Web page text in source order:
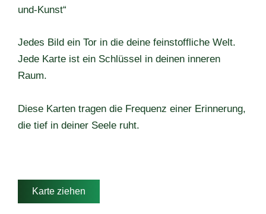
und-Kunst“
Jedes Bild ein Tor in die deine feinstoffliche Welt.
Jede Karte ist ein Schlüssel in deinen inneren
Raum.
Diese Karten tragen die Frequenz einer Erinnerung,
die tief in deiner Seele ruht.
Karte ziehen